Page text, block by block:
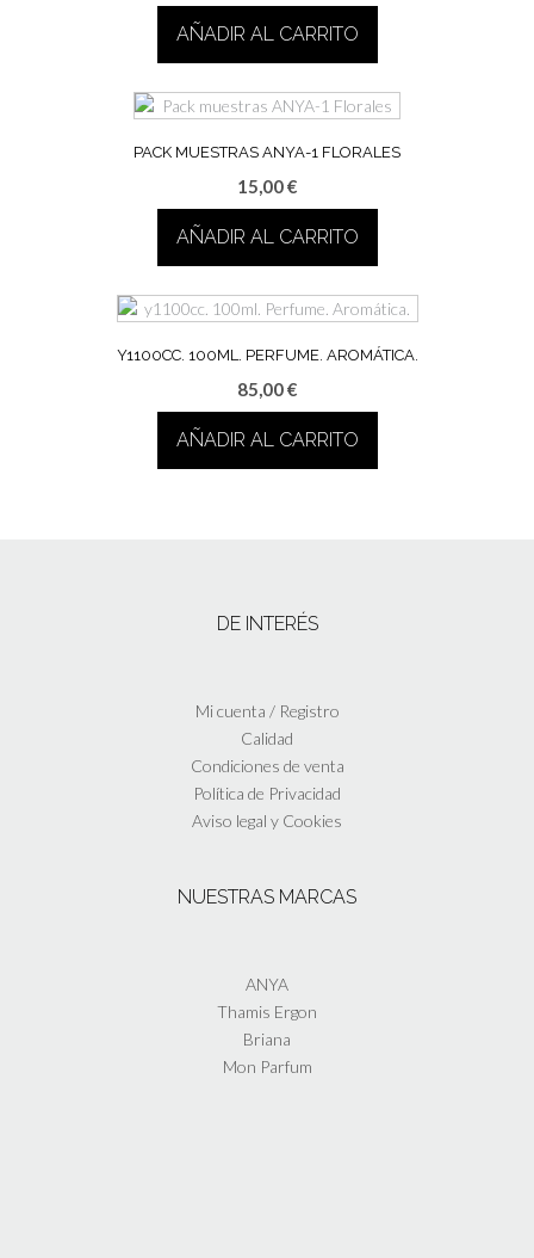
AÑADIR AL CARRITO
PACK MUESTRAS ANYA-1 FLORALES
15,00€
AÑADIR AL CARRITO
Y1100CC. 100ML. PERFUME. AROMÁTICA.
85,00€
AÑADIR AL CARRITO
DE INTERÉS
Mi cuenta / Registro
Calidad
Condiciones de venta
Política de Privacidad
Aviso legal y Cookies
NUESTRAS MARCAS
ANYA
Thamis Ergon
Briana
Mon Parfum